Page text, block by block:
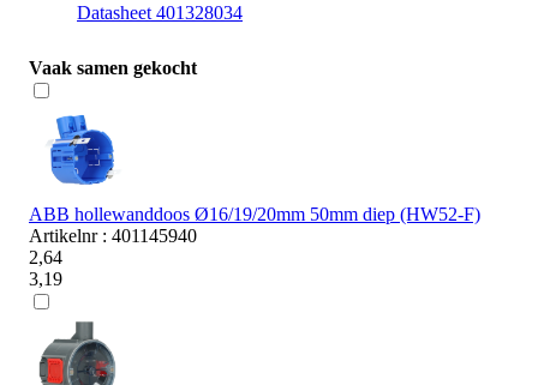
Datasheet 401328034
Vaak samen gekocht
ABB hollewanddoos Ø16/19/20mm 50mm diep (HW52-F)
Artikelnr : 401145940
2,64
3,19